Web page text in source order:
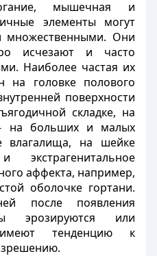
мышечная и
элементы могут
Они
исчезают и часто
Наиболее частая их
на головке полового
поверхности
складке, на
на больших и малых
влагалища, на шейке
аффекта, например,
оболочке гортани.
после появления
эрозируются или
тенденцию к